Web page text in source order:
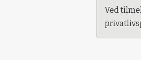
Ved